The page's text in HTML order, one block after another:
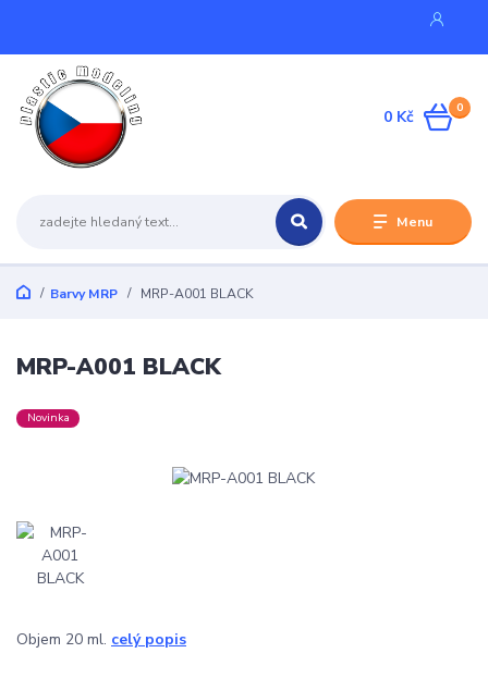
Menu
0
0 Kč
Barvy MRP MRP-A001 BLACK
MRP-A001 BLACK
Novinka
Objem 20 ml. celý popis